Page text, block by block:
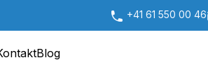
+41 61 550 00 46
Blog